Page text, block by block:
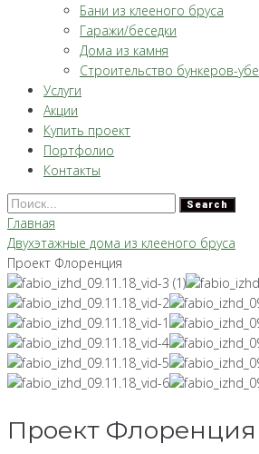
Бани из клееного бруса
Гаражи/беседки
Дома из камня
Строительство бункеров-
Услуги
Акции
Купить проект
Портфолио
Контакты
Search
Главная
Двухэтажные дома из клееного бруса
Проект Флоренция
Проект Флоренция